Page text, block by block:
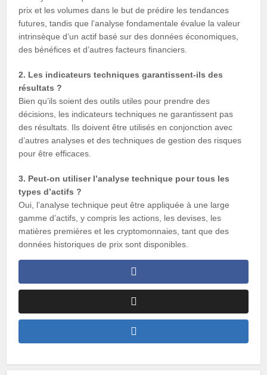
prix et les volumes dans le but de prédire les tendances
futures, tandis que l’analyse fondamentale évalue la valeur
intrinsèque d’un actif basé sur des données économiques,
des bénéfices et d’autres facteurs financiers.
2. Les indicateurs techniques garantissent-ils des
résultats ?
Bien qu’ils soient des outils utiles pour prendre des
décisions, les indicateurs techniques ne garantissent pas
des résultats. Ils doivent être utilisés en conjonction avec
d’autres analyses et des techniques de gestion des risques
pour être efficaces.
3. Peut-on utiliser l’analyse technique pour tous les
types d’actifs ?
Oui, l’analyse technique peut être appliquée à une large
gamme d’actifs, y compris les actions, les devises, les
matières premières et les cryptomonnaies, tant que des
données historiques de prix sont disponibles.